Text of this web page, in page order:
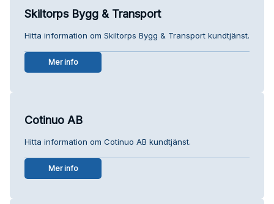
Skiltorps Bygg & Transport
Hitta information om Skiltorps Bygg & Transport kundtjänst.
Mer info
Cotinuo AB
Hitta information om Cotinuo AB kundtjänst.
Mer info